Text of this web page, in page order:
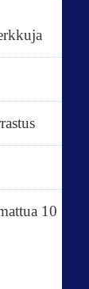
10